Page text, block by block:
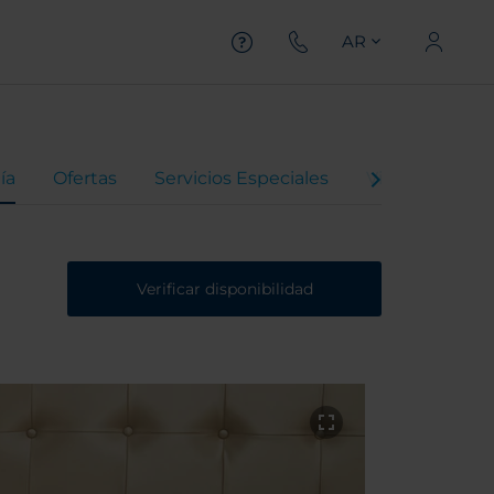
AR
Ofertas Servicios Especiales Video del
Verificar disponibilidad